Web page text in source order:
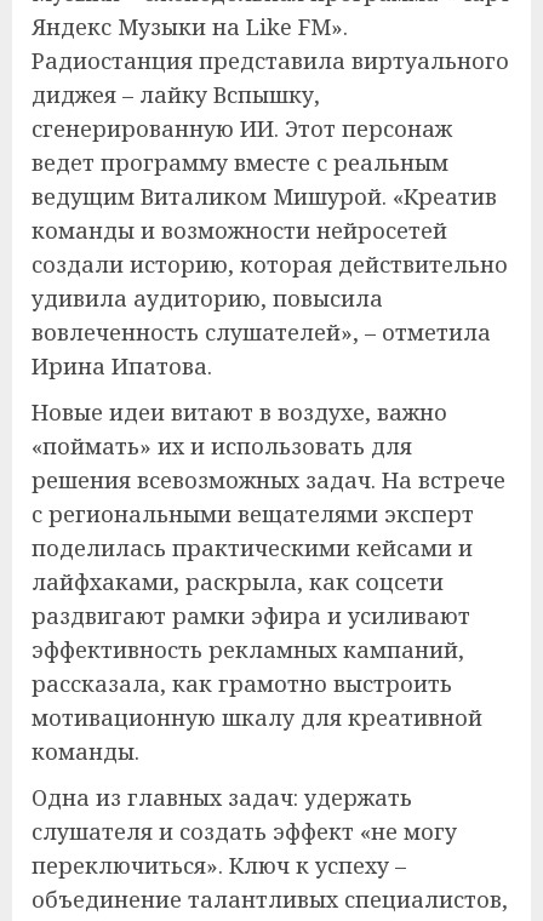
Яндекс Музыки на Like FM».
Радиостанция представила виртуального
диджея – лайку Вспышку,
сгенерированную ИИ. Этот персонаж
ведет программу вместе с реальным
ведущим Виталиком Мишурой. «Креатив
команды и возможности нейросетей
создали историю, которая действительно
удивила аудиторию, повысила
вовлеченность слушателей», – отметила
Ирина Ипатова.
Новые идеи витают в воздухе, важно
«поймать» их и использовать для
решения всевозможных задач. На встрече
с региональными вещателями эксперт
поделилась практическими кейсами и
лайфхаками, раскрыла, как соцсети
раздвигают рамки эфира и усиливают
эффективность рекламных кампаний,
рассказала, как грамотно выстроить
мотивационную шкалу для креативной
команды.
Одна из главных задач: удержать
слушателя и создать эффект «не могу
переключиться». Ключ к успеху –
объединение талантливых специалистов,